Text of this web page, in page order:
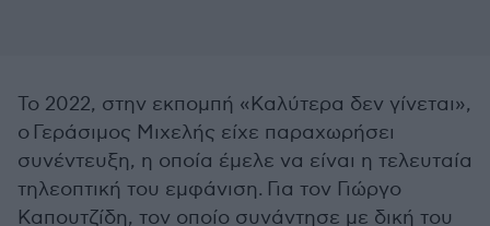
Το 2022, στην εκπομπή «Καλύτερα δεν γίνεται»,
ο Γεράσιμος Μιχελής είχε παραχωρήσει
συνέντευξη, η οποία έμελε να είναι η τελευταία
τηλεοπτική του εμφάνιση. Για τον Γιώργο
Καπουτζίδη, τον οποίο συνάντησε με δική του